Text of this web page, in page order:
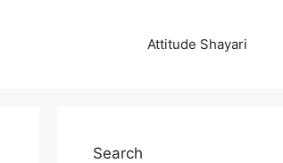
Attitude Shayari
Search